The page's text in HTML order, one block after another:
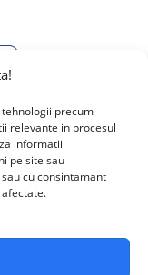
precum
relevante in procesul
informatii
pe site sau
cu consintamant